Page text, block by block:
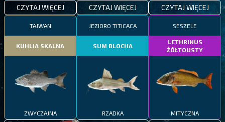
CZYTAJ WIĘCEJ CZYTAJ WIĘCEJ CZYTAJ WIĘCEJ
TAJWAN
KUHLIA SKALNA
ZWYCZAJNA
JEZIORO TITICACA
SUM BLOCHA
RZADKA
SESZELE
LETHRINUS
ŻÓŁTOUSTY
MITYCZNA